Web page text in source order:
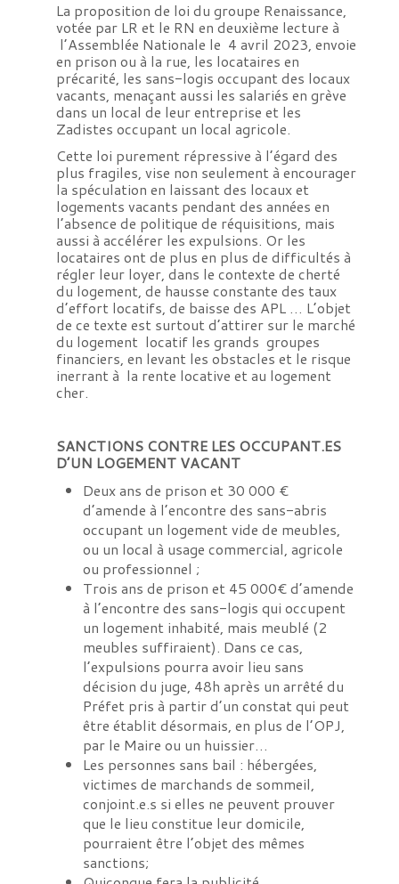
La proposition de loi du groupe Renaissance,
votée par LR et le RN en deuxième lecture à
l’Assemblée Nationale le 4 avril 2023, envoie
en prison ou à la rue, les locataires en
précarité, les sans-logis occupant des locaux
vacants, menaçant aussi les salariés en grève
dans un local de leur entreprise et les
Zadistes occupant un local agricole.
Cette loi purement répressive à l’égard des
plus fragiles, vise non seulement à encourager
la spéculation en laissant des locaux et
logements vacants pendant des années en
l’absence de politique de réquisitions, mais
aussi à accélérer les expulsions. Or les
locataires ont de plus en plus de difficultés à
régler leur loyer, dans le contexte de cherté
du logement, de hausse constante des taux
d’effort locatifs, de baisse des APL … L’objet
de ce texte est surtout d’attirer sur le marché
du logement locatif les grands groupes
financiers, en levant les obstacles et le risque
inerrant à la rente locative et au logement
cher.
SANCTIONSCONTRE LES OCCUPANT.ES
D’UN LOGEMENT VACANT
Deux ans de prison et 30 000 €
d’amende à l’encontre des sans-abris
occupant un logement vide de meubles,
ou un local à usage commercial, agricole
ou professionnel ;
Trois ans de prison et 45 000€ d’amende
à l’encontre des sans-logis qui occupent
un logement inhabité, mais meublé (2
meubles suffiraient). Dans ce cas,
l’expulsions pourra avoir lieu sans
décision du juge, 48h après un arrêté du
Préfet pris à partir d’un constat qui peut
être établit désormais, en plus de l’OPJ,
par le Maire ou un huissier…
Les personnes sans bail : hébergées,
victimes de marchands de sommeil,
conjoint.e.s si elles ne peuvent prouver
que le lieu constitue leur domicile,
pourraient être l’objet des mêmes
sanctions;